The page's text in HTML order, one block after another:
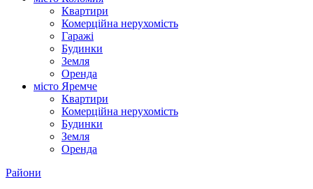
Квартири
Комерційна нерухомість
Гаражі
Будинки
Земля
Оренда
місто Яремче
Квартири
Комерційна нерухомість
Будинки
Земля
Оренда
Райони